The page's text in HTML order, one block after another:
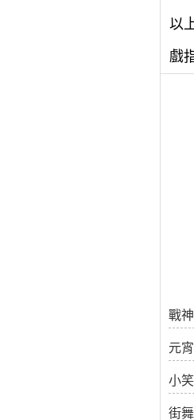
以
戲
戰
元
小
街